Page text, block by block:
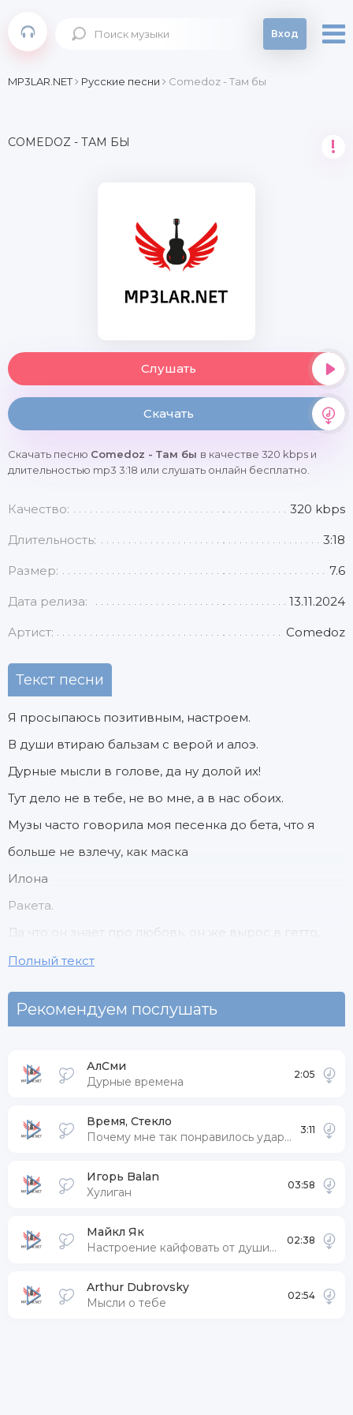
Вход
MP3LAR.NET Русские песни Comedoz - Там бы
COMEDOZ - ТАМ БЫ !
Слушать
Скачать
Скачать песню Comedoz - Там бы в качестве 320 kbps и
длительностью mp3 3:18 или слушать онлайн бесплатно.
Качество: 320 kbps
Длительность: 3:18
Размер: 7.6
Дата релиза: 13.11.2024
Артист: Comedoz
Текст песни
Я просыпаюсь позитивным, настроем.
В души втираю бальзам с верой и алоэ.
Дурные мысли в голове, да ну долой их!
Тут дело не в тебе, не во мне, а в нас обоих.
Музы часто говорила моя песенка до бета, что я
больше не взлечу, как маска
Илона
Ракета.
Да что он знает про любовь, он же вырос в гетто,
хоть я ей каждый день дарил настроение лето.
Полный текст
Рекомендуем послушать
АлСми
Дурные времена
2:05
Время, Стекло
Почему мне так понравилось ударила любовь по голове ну
3:11
Игорь Balan
Хулиган
03:58
Майкл Як
Настроение кайфовать от души позажигать
02:38
Arthur Dubrovsky
Мысли о тебе
02:54